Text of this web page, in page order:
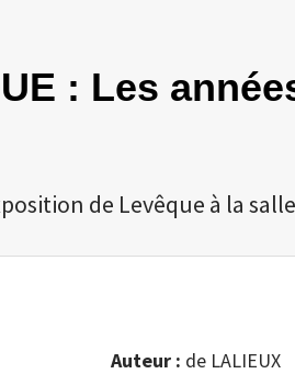
: Les
de Levêque à la
Auteur : de LALIEUX